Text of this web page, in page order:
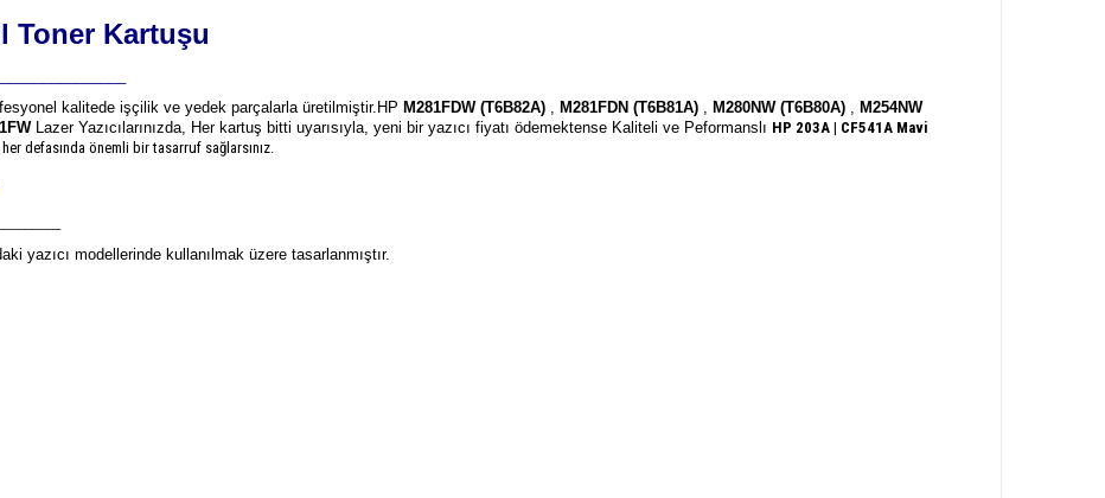
Toner Kartuşu
kalitede işçilik ve yedek parçalarla üretilmiştir. HP M281FDW (T6B82A) , M281FDN (T6B81A) , M280NW (T6B80A) , M254NW
Lazer Yazıcılarınızda, Her kartuş bitti uyarısıyla, yeni bir yazıcı fiyatı ödemektense Kaliteli ve Peformanslı HP 203A | CF541A Mavi
defasında önemli bir tasarruf sağlarsınız.
yazıcı modellerinde kullanılmak üzere tasarlanmıştır.